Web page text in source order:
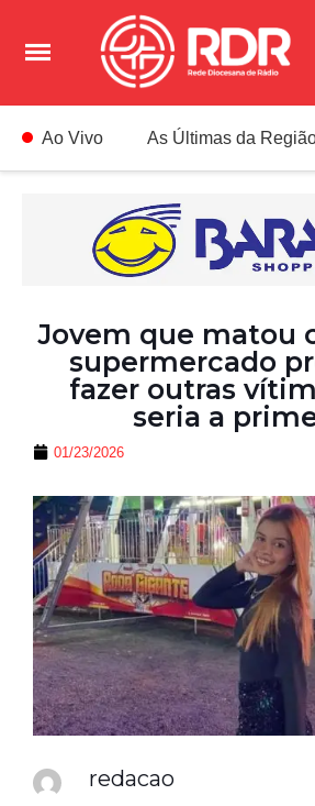
Ao Vivo As Últimas da
Jovem que matou
supermercado
fazer outras
seria a
01/23/2026
redacao